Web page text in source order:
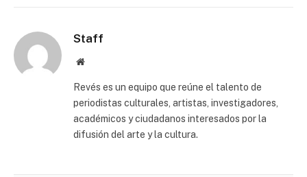
Staff
Website
Revés es un equipo que reúne el talento de
periodistas culturales, artistas, investigadores,
académicos y ciudadanos interesados por la
difusión del arte y la cultura.